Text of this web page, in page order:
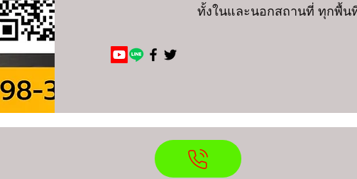
ทั้งในและนอกสถานที่ ทุกพื้